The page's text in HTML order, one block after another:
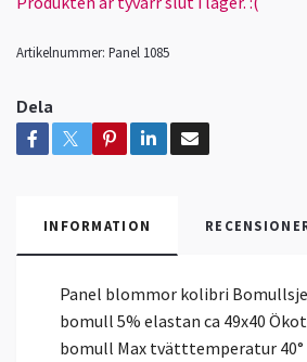
Artikelnummer: Panel 1085
Dela
INFORMATION
Panel blommor kolibri
bomull 5% elastan ca 49x40
bomull Max tvätttemperatur 40°